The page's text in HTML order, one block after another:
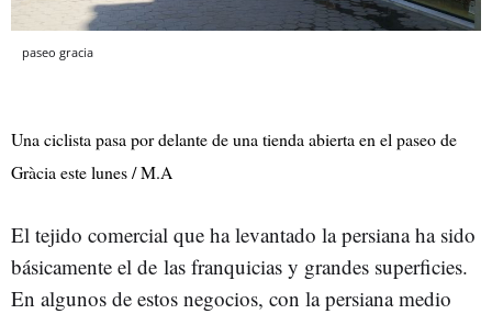
paseo gracia
Una ciclista pasa por delante de una tienda abierta en el paseo de
Gràcia este lunes / M.A
El tejido comercial que ha levantado la persiana ha sido
básicamente el de las franquicias y grandes superficies.
En algunos de estos negocios, con la persiana medio